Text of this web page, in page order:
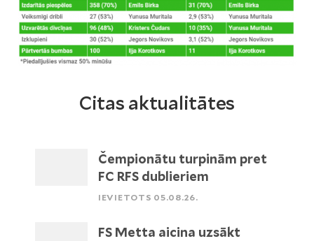
Citas aktualitātes
Čempionātu turpinām pret
FC RFS dublieriem
IEVIETOTS 05.08.26.
FS Metta aicina uzsākt